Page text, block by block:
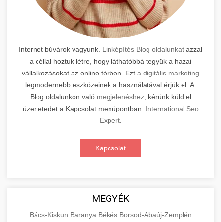
Internet búvárok vagyunk. Linképítés Blog oldalunkat azzal
a céllal hoztuk létre, hogy láthatóbbá tegyük a hazai
vállalkozásokat az online térben. Ezt a digitális marketing
legmodernebb eszközeinek a használatával érjük el. A
Blog oldalunkon való megjelenéshez,
kérünk küld el
üzenetedet a Kapcsolat menüpontban. International Seo
Expert.
Kapcsolat
MEGYÉK
Bács-Kiskun Baranya Békés Borsod-Abaúj-Zemplén